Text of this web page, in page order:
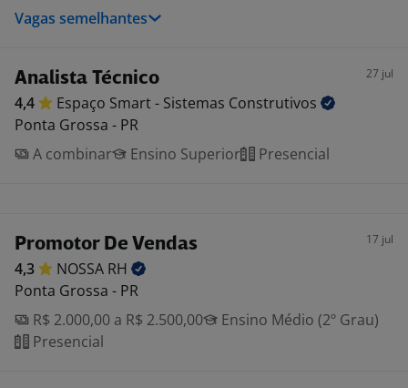
Vagas semelhantes
Analista Técnico 27 jul
4,4 Espaço Smart - Sistemas Construtivos
Ponta Grossa - PR
A combinar
Ensino Superior Presencial
Promotor De Vendas 17 jul
4,3 NOSSA RH
Ponta Grossa - PR
R$ 2.000,00 a R$ 2.500,00
Ensino Médio (2º Grau)
Presencial